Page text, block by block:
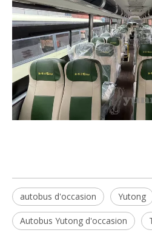
autobus d'occasion Yutong
Autobus Yutong d'occasion